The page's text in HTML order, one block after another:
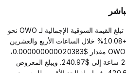
اعتبارًا من 7 أغسطس 2026، تبلغ القيمة السوقية الإجمالية لـ OWO نحو
$8.57K، ما يمثل تغيرًا بنسبة +10.08% خلال الساعات الأربع والعشرين
الماضية. ويبلغ السعر الحالي لـ OWO مقدار $0.000000000020383،
بينما يصل حجم التداول خلال 24 ساعة إلى $240.97. ويبلغ المعروض